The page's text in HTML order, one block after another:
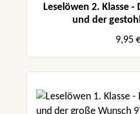
Leselöwen 2. Klasse
und der
9,95